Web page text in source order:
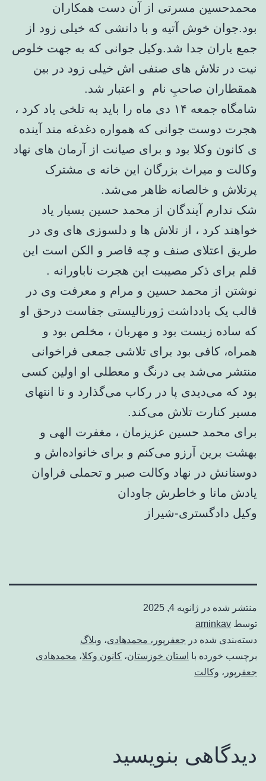
محمدحسین مسرتی از آن دست همکاران
بود.جوان خوش آتیه و با دانشی که خیلی زود از
جمع یاران جدا شد.وکیل جوانی که به جهت خلوص
نیت در تلاش های صنفی اش خیلی زود در بین
همقطاران صاحبِ نام و اعتبار شد.
شامگاه جمعه ۱۴ دی ماه را باید به تلخی یاد کرد ،
هجرت دوست جوانی که همواره دغدغه مند آینده
ی کانون وکلا بود و برای صیانت از آرمان های نهاد
وکالت و میراث بزرگان این خانه ی مشترک
پرتلاش و خالصانه ظاهر می‌شد.
شک ندارم آیندگان از محمد حسین بسیار یاد
خواهند کرد ، از تلاش ها و دلسوزی های وی در
طریق اعتلای صنف و چه قاصر و الکن است این
قلم برای ذکر مصیبت این هجرت ناباورانه .
نوشتن از محمد حسین و مرام و معرفت وی در
قالب یک یادداشت ژورنالیستی جفاست درحق او
که ساده زیست بود و مهربان ، مخلص بود و
همراه، کافی بود برای تلاشی جمعی فراخوانی
منتشر می‌شد بی درنگ و معطلی او اولین کسی
بود که می‌دیدی پا در رکاب می‌گذارد و تا انتهای
مسیر کنارت تلاش می‌کند.
برای محمد حسین عزیزمان ، مغفرت الهی و
بهشت برین آرزو می‌کنم و برای خانواده‌اش و
دوستانش در نهاد وکالت صبر و تحملی فراوان
یادش مانا و خاطرش جاودان
وکیل دادگستری-شیراز
منتشر شده در ژانویه 4, 2025
توسط aminkav
دسته‌بندی شده در جعفرپور، محمدهادی، وبلاگ
برچسب خورده با استان خوزستان، کانون وکلا، محمدهادی
جعفرپور ، وکالت
دیدگاهی بنویسید